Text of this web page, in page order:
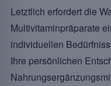
Letztlich erfordert die
Multivitaminpräparate
individuellen
Ihre persönlichen